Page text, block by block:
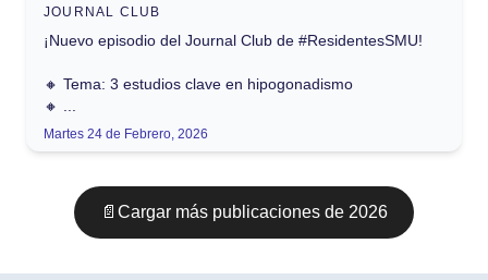
JOURNAL CLUB
¡Nuevo episodio del Journal Club de #ResidentesSMU!
🔸 Tema: 3 estudios clave en hipogonadismo
🔸 ...
Martes 24 de Febrero, 2026
📄 Cargar más publicaciones de 2026